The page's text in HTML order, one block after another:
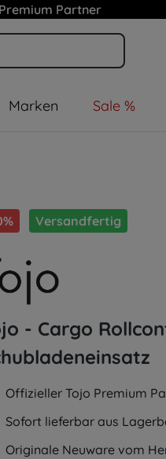
Partner
Marken Sale %
Versandfertig
- Cargo
Offizieller Tojo Premium
Sofort lieferbar aus
Originale Neuware vom